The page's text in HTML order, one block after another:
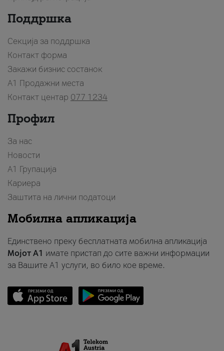
Поддршка
Секција за поддршка
Контакт форма
Закажи бизнис состанок
A1 Продажни места
Контакт центар 077 1234
Профил
За нас
Новости
А1 Групација
Кариера
Заштита на лични податоци
Мобилна апликација
Единствено преку бесплатната мобилна апликација
Мојот A1 имате пристап до сите важни информации
за Вашите A1 услуги, во било кое време.